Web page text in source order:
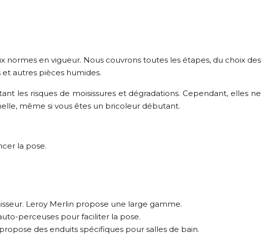
en vigueur. Nous couvrons toutes les étapes, du choix des
autres pièces humides.
les risques de moisissures et dégradations. Cependant, elles ne
même si vous êtes un bricoleur débutant.
la pose.
Leroy Merlin propose une large gamme.
perceuses pour faciliter la pose.
des enduits spécifiques pour salles de bain.